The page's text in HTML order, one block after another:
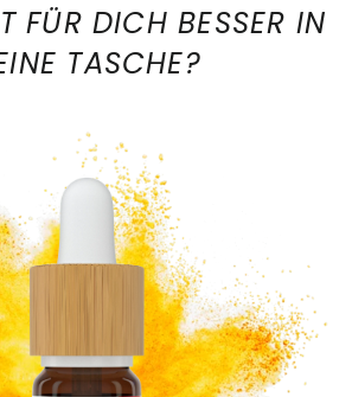
FÜR DICH BESSER IN
TASCHE?